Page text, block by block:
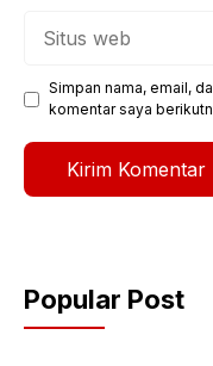
Simpan nama, email,
komentar saya
Popular Post